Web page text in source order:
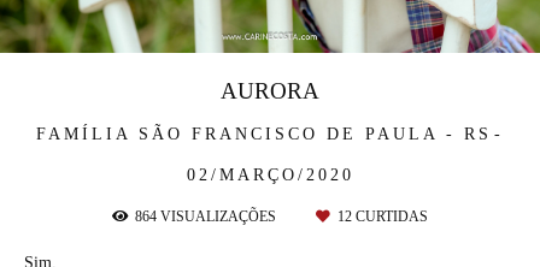
FAMÍLIA SÃO FRANCISCO DE PAULA - RS
02/MARÇO/2020
AURORA
864 VISUALIZAÇÕES 12 CURTIDAS
Sim,